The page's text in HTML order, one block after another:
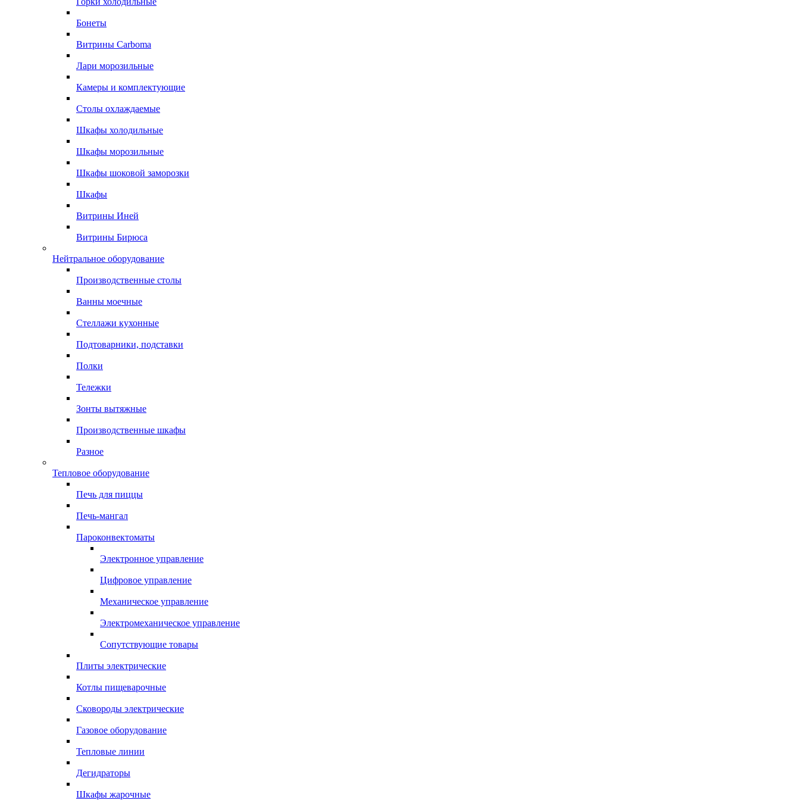
Бонеты
Витрины Carboma
Лари морозильные
Камеры и комплектующие
Столы охлаждаемые
Шкафы холодильные
Шкафы морозильные
Шкафы шоковой заморозки
Шкафы
Витрины Иней
Витрины Бирюса
Нейтральное оборудование
Производственные столы
Ванны моечные
Стеллажи кухонные
Подтоварники, подставки
Полки
Тележки
Зонты вытяжные
Производственные шкафы
Разное
Тепловое оборудование
Печь для пиццы
Печь-мангал
Пароконвектоматы
Электронное управление
Цифровое управление
Механическое управление
Электромеханическое управление
Сопутствующие товары
Плиты электрические
Котлы пищеварочные
Сковороды электрические
Газовое оборудование
Тепловые линии
Дегидраторы
Шкафы жарочные